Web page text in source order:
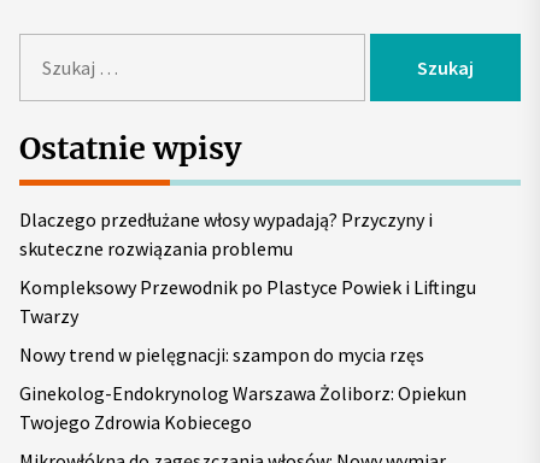
u
k
a
j
:
Ostatnie wpisy
Dlaczego przedłużane włosy wypadają? Przyczyny i
skuteczne rozwiązania problemu
Kompleksowy Przewodnik po Plastyce Powiek i Liftingu
Twarzy
Nowy trend w pielęgnacji: szampon do mycia rzęs
Ginekolog-Endokrynolog Warszawa Żoliborz: Opiekun
Twojego Zdrowia Kobiecego